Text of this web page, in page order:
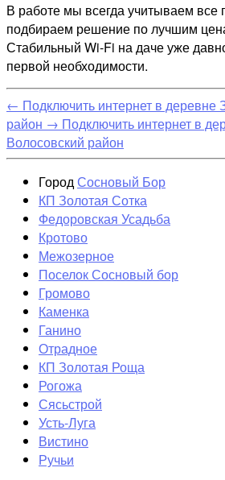
В работе мы всегда учитываем все
подбираем решение по лучшим
Стабильный Wi-Fi на даче уже
первой необходимости.
← Подключить интернет в деревне
район → Подключить интернет в
Волосовский район
ГородСосновый Бор
КП Золотая Сотка
Федоровская Усадьба
Кротово
Межозерное
Поселок Сосновый бор
Громово
Каменка
Ганино
Отрадное
КП Золотая Роща
Рогожа
Сясьстрой
Усть-Луга
Вистино
Ручьи